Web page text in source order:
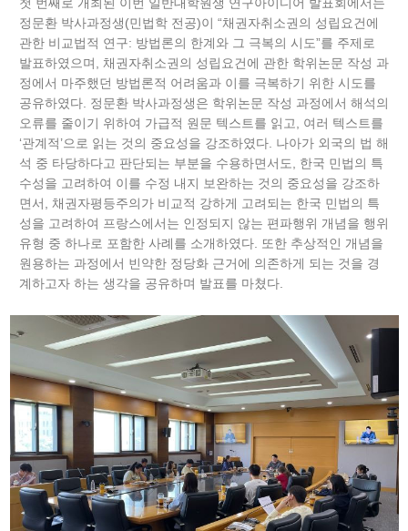
정문환 박사과정생(민법학 전공)이 “채권자취소권의 성립요건에
관한 비교법적 연구: 방법론의 한계와 그 극복의 시도”를 주제로
발표하였으며, 채권자취소권의 성립요건에 관한 학위논문 작성 과
정에서 마주했던 방법론적 어려움과 이를 극복하기 위한 시도를
공유하였다. 정문환 박사과정생은 학위논문 작성 과정에서 해석의
오류를 줄이기 위하여 가급적 원문 텍스트를 읽고, 여러 텍스트를
‘관계적’으로 읽는 것의 중요성을 강조하였다. 나아가 외국의 법 해
석 중 타당하다고 판단되는 부분을 수용하면서도, 한국 민법의 특
수성을 고려하여 이를 수정 내지 보완하는 것의 중요성을 강조하
면서, 채권자평등주의가 비교적 강하게 고려되는 한국 민법의 특
성을 고려하여 프랑스에서는 인정되지 않는 편파행위 개념을 행위
유형 중 하나로 포함한 사례를 소개하였다. 또한 추상적인 개념을
원용하는 과정에서 빈약한 정당화 근거에 의존하게 되는 것을 경
계하고자 하는 생각을 공유하며 발표를 마쳤다.